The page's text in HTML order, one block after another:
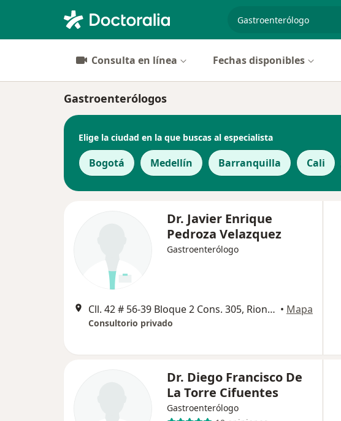
especialidad,
Consulta en línea Fechas disponibles
Gastroenterólogos
Elige la ciudad en la que buscas al especialista
Bogotá Medellín Barranquilla Cali
Dr. Javier Enrique
Pedroza Velazquez
Gastroenterólogo
Cll. 42 # 56-39 Bloque 2 Cons. 305, Rionegro • Mapa
Consultorio privado
Dr. Diego Francisco De
La Torre Cifuentes
Gastroenterólogo